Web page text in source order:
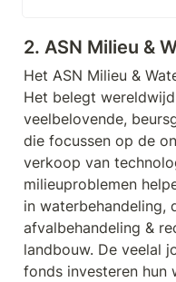
stocks is based on
analysis. The fund's
achieve a better return
2. ASN Milieu &
Het ASN Milieu &
Het belegt
veelbelovende,
die focussen op de
verkoop van
milieuproblemen
in waterbehandeling,
afvalbehandeling &
landbouw. De veelal
fonds investeren hun